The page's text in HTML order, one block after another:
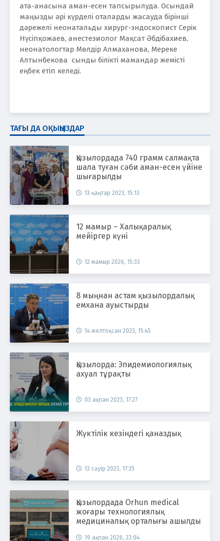
ата-анасына аман-есен тапсырылуда. Осындай
маңызды әрі күрделі оталарды жасауда бірінші
дәрежелі неонатальды хирург-эндоскопист Серік
Нүсіпқожаев, анестезиолог Мақсат Әбдібахиев,
неонатологтар Мөлдір Алмаханова, Мереке
Алтынбекова сынды білікті мамандар жемісті
еңбек етіп келеді.
ТАҒЫ ДА ОҚЫҢЫЗДАР
Қызылордада 740 грамм салмақта
шала туған сәби аман-есен үйіне
шығарылды
13 қаңтар 2023, 15:13
12 мамыр – Халықаралық
мейіргер күні
12 мамыр 2026, 15:33
8 мыңнан астам қызылордалық
емхана ауыстырды
14 желтоқсан 2023, 15:45
Қызылорда: Эпидемиологиялық
ахуал тұрақты
03 ақпан 2023, 17:27
Жүктілік кезіндегі қаназдық
13 сәуір 2023, 17:35
Қызылордада Orhun medical
жоғары технологиялық
медициналық орталығы ашылды
19 ақпан 2026, 23:04